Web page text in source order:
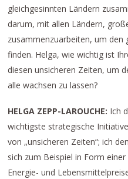
gleichgesinnten Ländern
darum, mit allen Ländern,
zusammenzuarbeiten, um
finden. Helga, wie wichtig ist
diesen unsicheren Zeiten, um
alle wachsen zu lassen?
HELGA ZEPP-LAROUCHE: Ich
wichtigste strategische
von „unsicheren Zeiten“; ich
sich zum Beispiel in Form
Energie- und